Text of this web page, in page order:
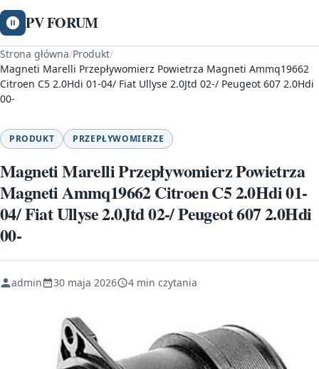
PV FORUM
Strona główna/Produkt/
Magneti Marelli Przepływomierz Powietrza Magneti Ammq19662
Citroen C5 2.0Hdi 01-04/ Fiat Ullyse 2.0Jtd 02-/ Peugeot 607 2.0Hdi
00-
PRODUKT PRZEPŁYWOMIERZE
Magneti Marelli Przepływomierz Powietrza
Magneti Ammq19662 Citroen C5 2.0Hdi 01-
04/ Fiat Ullyse 2.0Jtd 02-/ Peugeot 607 2.0Hdi
00-
admin 30 maja 2026 4 min czytania